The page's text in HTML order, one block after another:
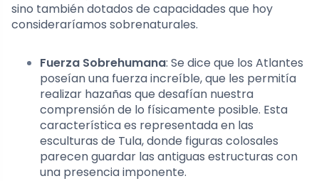
sino también dotados de capacidades que hoy
consideraríamos sobrenaturales.
Fuerza Sobrehumana: Se dice que los Atlantes
poseían una fuerza increíble, que les permitía
realizar hazañas que desafían nuestra
comprensión de lo físicamente posible. Esta
característica es representada en las
esculturas de Tula, donde figuras colosales
parecen guardar las antiguas estructuras con
una presencia imponente.